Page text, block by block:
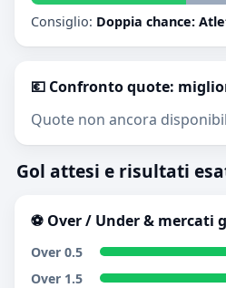
Consiglio: Doppia chance:
💶 Confronto quote:
Quote non ancora
Gol attesi e risultati
⚽ Over / Under & mercati
Over 0.5
Over 1.5